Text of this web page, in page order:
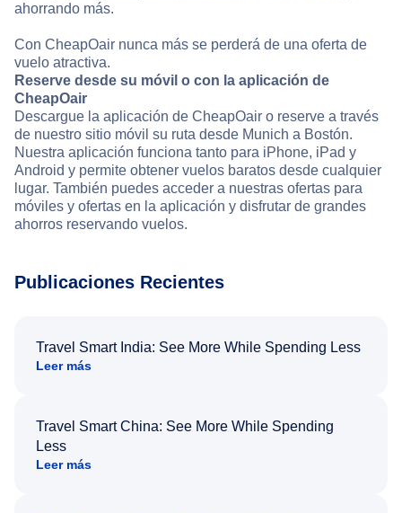
ahorrando más.
Con CheapOair nunca más se perderá de una oferta de
vuelo atractiva.
Reserve desde su móvil o con la aplicación de
CheapOair
Descargue la aplicación de CheapOair o reserve a través
de nuestro sitio móvil su ruta desde Munich a Bostón.
Nuestra aplicación funciona tanto para iPhone, iPad y
Android y permite obtener vuelos baratos desde cualquier
lugar. También puedes acceder a nuestras ofertas para
móviles y ofertas en la aplicación y disfrutar de grandes
ahorros reservando vuelos.
Publicaciones Recientes
Travel Smart India: See More While Spending Less
Leer más
Travel Smart China: See More While Spending
Less
Leer más